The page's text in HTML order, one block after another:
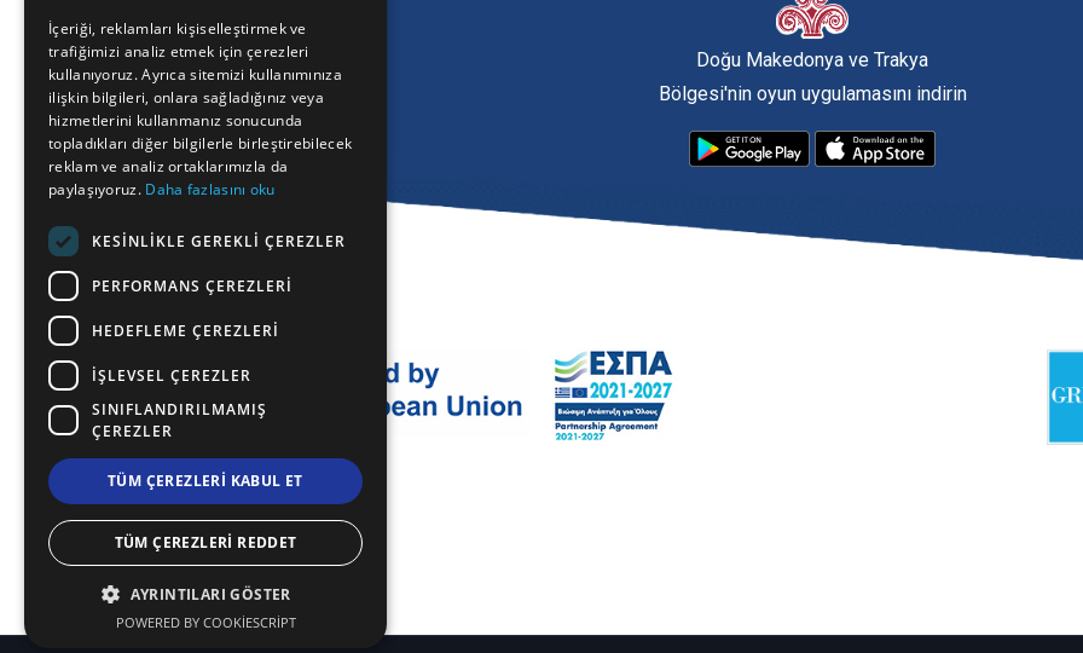
Doğu Makedonya ve Trakya
Bölgesi'nin oyun uygulamasını indirin
FRENCH
BULGARIAN
GERMAN
İçeriği, reklamları kişiselleştirmek ve
trafiğimizi analiz etmek için çerezleri
kullanıyoruz. Ayrıca sitemizi kullanımınıza
ilişkin bilgileri, onlara sağladığınız veya
hizmetlerini kullanmanız sonucunda
topladıkları diğer bilgilerle birleştirebilecek
reklam ve analiz ortaklarımızla da
paylaşıyoruz. Daha fazlasını oku
KESINLIKLE GEREKLI ÇEREZLER
PERFORMANS ÇEREZLERI
HEDEFLEME ÇEREZLERI
İŞLEVSEL ÇEREZLER
SINIFLANDIRILMAMIŞ
ÇEREZLER
TÜM ÇEREZLERI KABUL ET
TÜM ÇEREZLERI REDDET
AYRINTILARI GÖSTER
POWERED BY COOKIESCRIPT